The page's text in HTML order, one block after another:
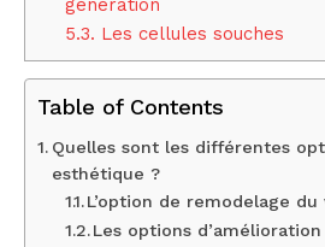
génération
5.3. Les cellules souches
Table of Contents
Quelles sont les différentes
esthétique ?
L’option de remodelage du
Les options